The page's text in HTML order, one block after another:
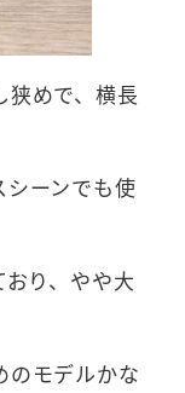
狭めで、横長
ーンでも使
り、やや大
のモデルかな